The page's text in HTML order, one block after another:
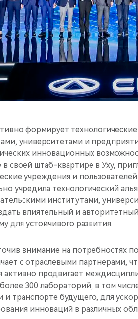
формирует
университетами и
инновационных
в своей штаб-квартире в Уху,
учреждения и
учредила технологический
институтами,
влиятельный и
для устойчивого развития.
внимание на потребностях
с отраслевыми партнерами,
активно продвигает
более 300 лабораторий, в том
и транспорте будущего, для
инноваций в различных